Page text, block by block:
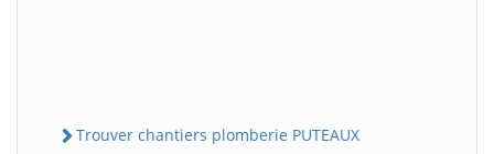
Trouver chantiers plomberie PUTEAUX